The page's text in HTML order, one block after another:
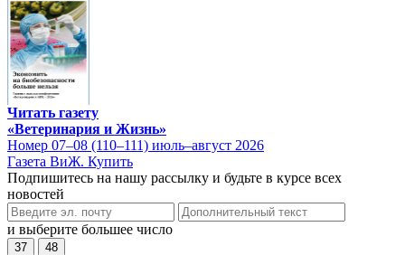
Читать газету
«Ветеринария и Жизнь»
Номер 07–08 (110–111) июль–август 2026
Газета ВиЖ. Купить
Подпишитесь на нашу рассылку и будьте в курсе всех
новостей
и выберите большее число
37 48